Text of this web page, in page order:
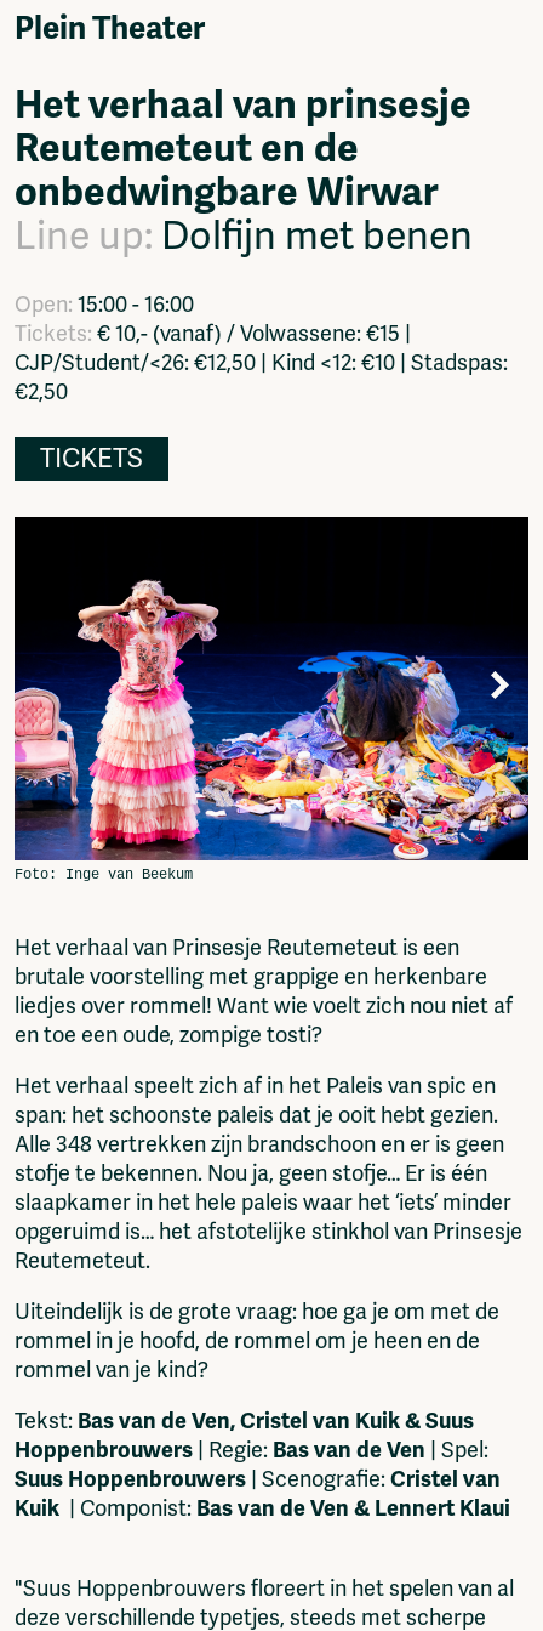
Video
Podcasts
Network
About
Contact
Subscribe
Jobs / Internships
Donate
Advertise
Solidariteitsfonds
Ventilator Cinema
Anderworld Records
Rad-Ish
Vrij Beton
Vrije Ruimte festival
AADE
AA Talks
Ringfeest
AA Academy
Members
Log in to portal
CMS for venues
Plein Theater
Het verhaal van prinsesje
Reutemeteut en de
onbedwingbare Wirwar
Line up: Dolfijn met benen
Open: 15:00 - 16:00
Tickets: € 10,- (vanaf) / Volwassene: €15 |
CJP/Student/<26: €12,50 | Kind <12: €10 | Stadspas:
€2,50
TICKETS
Het verhaal van Prinsesje Reutemeteut is een
brutale voorstelling met grappige en herkenbare
liedjes over rommel! Want wie voelt zich nou niet af
en toe een oude, zompige tosti?
Het verhaal speelt zich af in het Paleis van spic en
span: het schoonste paleis dat je ooit hebt gezien.
Alle 348 vertrekken zijn brandschoon en er is geen
stofje te bekennen. Nou ja, geen stofje… Er is één
slaapkamer in het hele paleis waar het ‘iets’ minder
opgeruimd is… het afstotelijke stinkhol van Prinsesje
Reutemeteut.
Uiteindelijk is de grote vraag: hoe ga je om met de
rommel in je hoofd, de rommel om je heen en de
rommel van je kind?
Tekst: Bas van de Ven, Cristel van Kuik & Suus
Hoppenbrouwers | Regie: Bas van de Ven | Spel:
Suus Hoppenbrouwers | Scenografie:Cristel van
Kuik | Componist: Bas van de Ven & Lennert Klaui
"Suus Hoppenbrouwers floreert in het spelen van al
deze verschillende typetjes, steeds met scherpe